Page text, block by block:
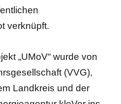
verknüpft.
„UMoV“ wurde von
(VVG),
Landkreis und der